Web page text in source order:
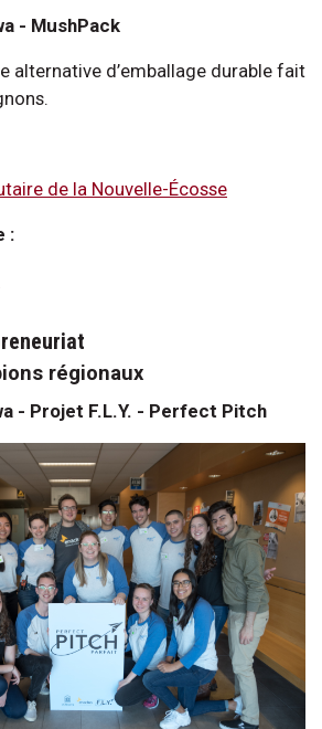
- MushPack
alternative d’emballage durable fait
de la Nouvelle-Écosse
:
régionaux
- Projet F.L.Y. - Perfect Pitch